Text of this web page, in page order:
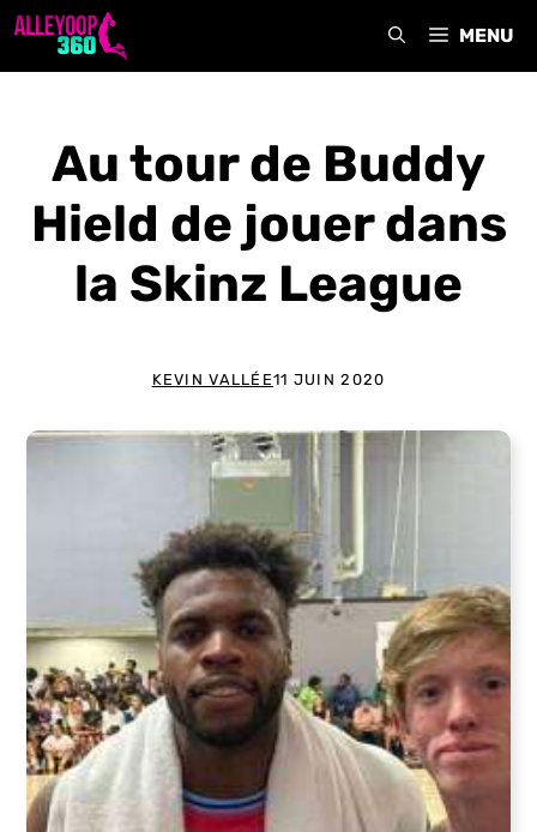
Aller
MENU
Au tour de Buddy
Hield de jouer dans
la Skinz League
KEVIN VALLÉE11 JUIN 2020